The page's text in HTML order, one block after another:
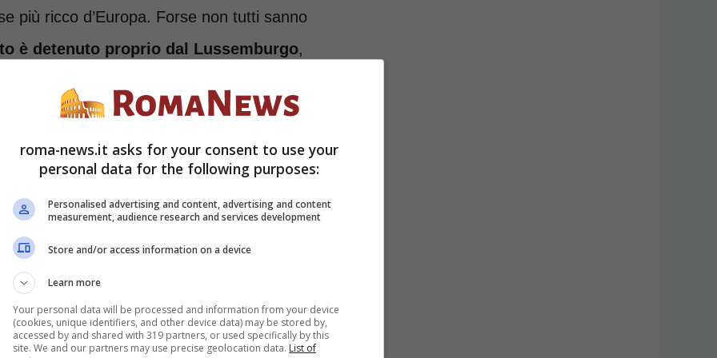
più ricco d’Europa. Forse non tutti sanno
è detenuto proprio dal Lussemburgo,
Basti pensare che per lavorare là
serve un visto, ma un “attestato di
lussemburghese in cui si risiede.
i lavori più richiesti e
medio annuo in Lussemburgo è di
non va oltre i 30.284 euro lordi, stiamo
(va detto) di un costo della vita più
roma-news.it asks for your consent to use your
personal data for the following purposes:
Personalised advertising and content, advertising and content
measurement, audience research and services development
Store and/or access information on a device
Learn more
Your personal data will be processed and information from your device
(cookies, unique identifiers, and other device data) may be stored by,
accessed by and shared with 319 partners, or used specifically by this
site. We and our partners may use precise geolocation data. List of